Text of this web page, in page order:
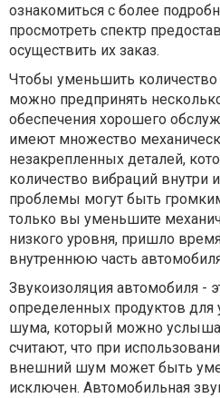
ознакомиться с более
просмотреть спектр
осуществить их заказ.
Чтобы уменьшить
можно предпринять
обеспечения хорошего
имеют множество
незакрепленных деталей,
количество вибраций внутри
проблемы могут быть
только вы уменьшите
низкого уровня, пришло
внутреннюю часть
Звукоизоляция автомобиля -
определенных продуктов
шума, который можно
считают, что при
внешний шум может быть
исключен. Автомобильная